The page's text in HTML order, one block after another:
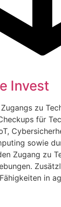
Invest
zu
für
sowie
Zugang zu
in